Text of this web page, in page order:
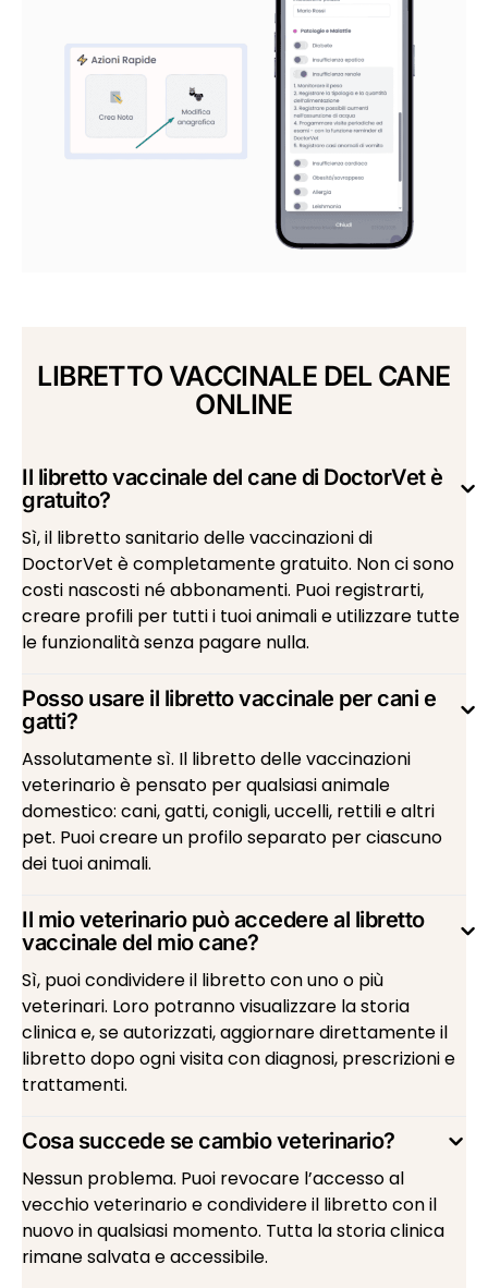
LIBRETTO VACCINALE DEL CANE
ONLINE
Il libretto vaccinale del cane di DoctorVet è
gratuito?
Sì, il libretto sanitario delle vaccinazioni di
DoctorVet è completamente gratuito. Non ci sono
costi nascosti né abbonamenti. Puoi registrarti,
creare profili per tutti i tuoi animali e utilizzare tutte
le funzionalità senza pagare nulla.
Posso usare il libretto vaccinale per cani e
gatti?
Assolutamente sì. Il libretto delle vaccinazioni
veterinario è pensato per qualsiasi animale
domestico: cani, gatti, conigli, uccelli, rettili e altri
pet. Puoi creare un profilo separato per ciascuno
dei tuoi animali.
Il mio veterinario può accedere al libretto
vaccinale del mio cane?
Sì, puoi condividere il libretto con uno o più
veterinari. Loro potranno visualizzare la storia
clinica e, se autorizzati, aggiornare direttamente il
libretto dopo ogni visita con diagnosi, prescrizioni e
trattamenti.
Cosa succede se cambio veterinario?
Nessun problema. Puoi revocare l’accesso al
vecchio veterinario e condividere il libretto con il
nuovo in qualsiasi momento. Tutta la storia clinica
rimane salvata e accessibile.